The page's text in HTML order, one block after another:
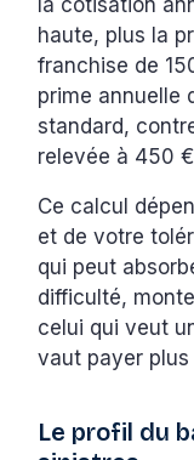
haute, plus la
franchise de
prime annuelle
standard,
relevée à 450
Ce calcul
et de votre
qui peut
difficulté,
celui qui veut
vaut payer
Le profil du